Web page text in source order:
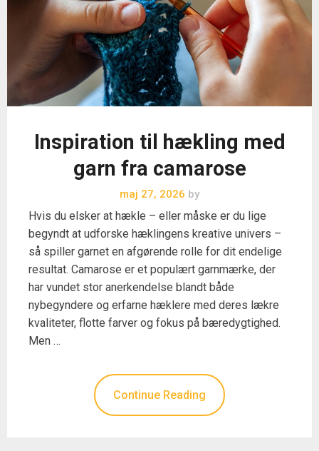
Inspiration til hækling med
garn fra camarose
maj 27, 2026 by
Hvis du elsker at hækle – eller måske er du lige
begyndt at udforske hæklingens kreative univers –
så spiller garnet en afgørende rolle for dit endelige
resultat. Camarose er et populært garnmærke, der
har vundet stor anerkendelse blandt både
nybegyndere og erfarne hæklere med deres lækre
kvaliteter, flotte farver og fokus på bæredygtighed.
Men …
Continue Reading